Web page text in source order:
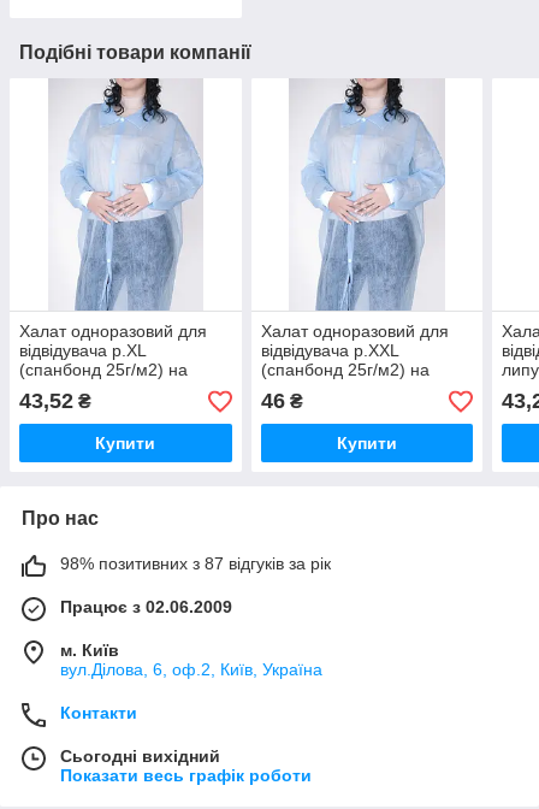
Подібні товари компанії
Халат одноразовий для
відвідувача р.XL
(спанбонд 25г/м2) на
43,52 ₴
Купити
Халат одноразовий для
відвідувача р.XXL
(спанбонд 25г/м2) на
46₴
Купити
Про нас
98% позитивних з 87 відгуків за рік
Працює з 02.06.2009
м. Київ
вул.Ділова, 6, оф.2, Київ, Україна
Контакти
Сьогодні вихідний
Показати весь графік роботи